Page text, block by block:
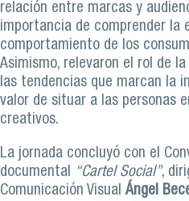
relación entre marcas y
importancia de comprender la
comportamiento de los
Asimismo, relevaron el rol de
las tendencias que marcan la
valor de situar a las personas
creativos.
La jornada concluyó con el
documental “Cartel Social”,
Comunicación Visual Ángel